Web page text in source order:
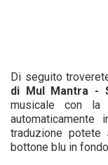
Di seguito
di Mul Mantra -
musicale con la
traduzione potete
bottone blu in